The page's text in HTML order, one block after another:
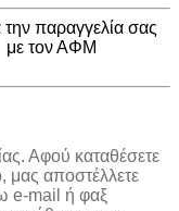
παραγγελία σας
με τον ΑΦΜ
Αφού καταθέσετε
μας αποστέλλετε
e-mail ή φαξ